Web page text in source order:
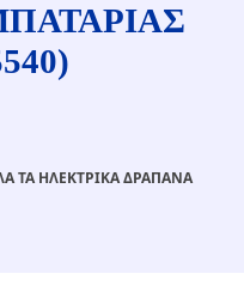
ΤΑ ΗΛΕΚΤΡΙΚΑ ΔΡΑΠΑΝΑ